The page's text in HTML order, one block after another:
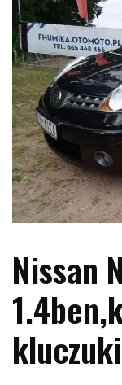
Nissan